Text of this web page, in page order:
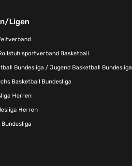
Ligen
Basketball
Bundesliga / Jugend Basketball Bundesliga
Basketball Bundesliga
Herren
Herren